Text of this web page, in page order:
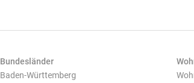
Bundesländer
Baden-Württemberg